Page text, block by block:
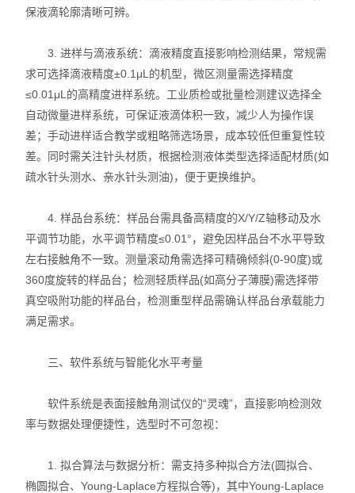
保液滴轮廓清晰可辨。
3. 进样与滴液系统：滴液精度直接影响检测结果，常规需
求可选择滴液精度±0.1μL的机型，微区测量需选择精度
≤0.01μL的高精度进样系统。工业质检或批量检测建议选择全
自动微量进样系统，可保证液滴体积一致，减少人为操作误
差；手动进样适合教学或粗略筛选场景，成本较低但重复性较
差。同时需关注针头材质，根据检测液体类型选择适配材质(如
疏水针头测水、亲水针头测油)，便于更换维护。
4. 样品台系统：样品台需具备高精度的X/Y/Z轴移动及水
平调节功能，水平调节精度≤0.01°，避免因样品台不水平导致
左右接触角不一致。测量滚动角需选择可精确倾斜(0-90度)或
360度旋转的样品台；检测轻质样品(如高分子薄膜)需选择带
真空吸附功能的样品台，检测重型样品需确认样品台承载能力
满足需求。
三、软件系统与智能化水平考量
软件系统是表面接触角测试仪的“灵魂”，直接影响检测效
率与数据处理便捷性，选型时不可忽视：
1. 拟合算法与数据分析：需支持多种拟合方法(圆拟合、
椭圆拟合、Young-Laplace方程拟合等)，其中Young-Laplace